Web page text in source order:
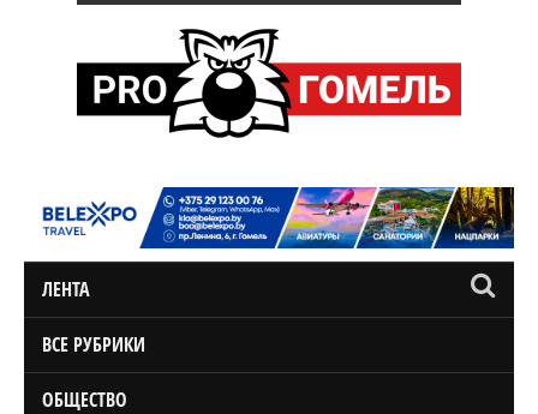
ЛЕНТА
ВСЕ РУБРИКИ
ОБЩЕСТВО